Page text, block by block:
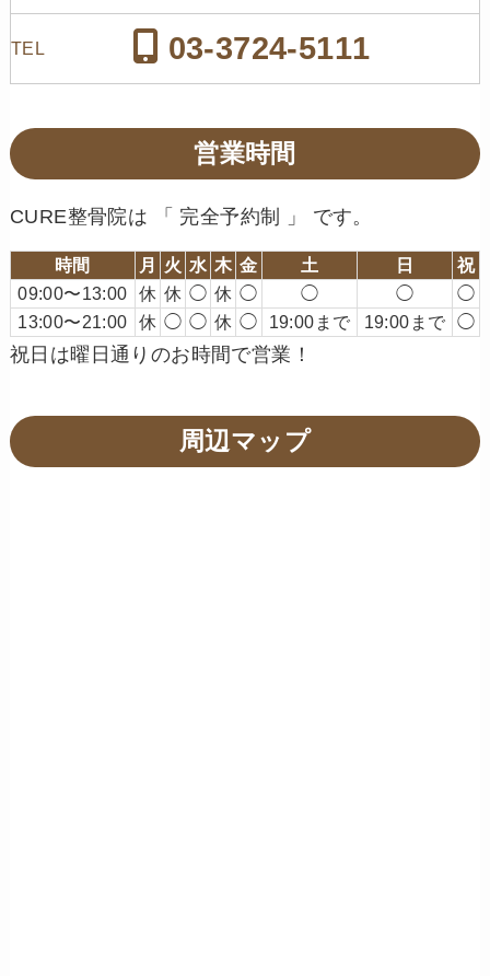
TEL 03-3724-5111
営業時間
CURE整骨院は 「 完全予約制 」 です。
時間 月 火 水 木 金 土 日
祝
09:00〜13:00
休 休 ◯ 休 ◯ ◯ ◯
◯
13:00〜21:00
休 ◯ ◯ 休 ◯ 19:00まで 19:00まで ◯
祝日は曜日通りのお時間で営業！
周辺マップ